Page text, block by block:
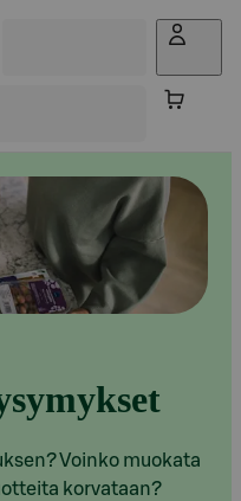
Voinko muokata
korvataan?